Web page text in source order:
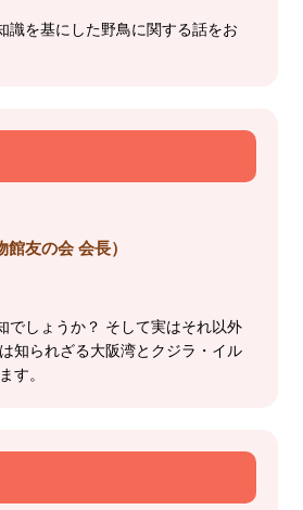
識を基にした野鳥に関する話をお
友の会 会長）
でしょうか？ そして実はそれ以外
知られざる大阪湾とクジラ・イル
す。